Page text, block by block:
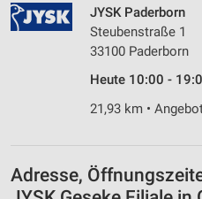
JYSK Paderborn
Steubenstraße 1
33100 Paderborn
Heute 10:00 -
21,93 km •
Adresse,